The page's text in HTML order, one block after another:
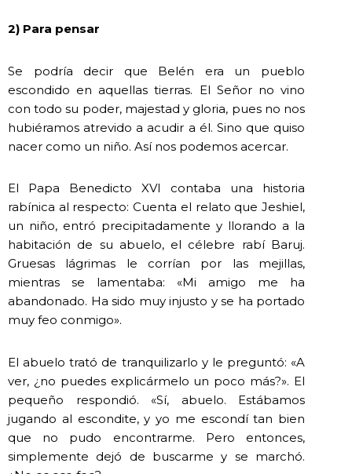
2) Para pensar
Se podría decir que Belén era un pueblo
escondido en aquellas tierras. El Señor no vino
con todo su poder, majestad y gloria, pues no nos
hubiéramos atrevido a acudir a él. Sino que quiso
nacer como un niño. Así nos podemos acercar.
El Papa Benedicto XVI contaba una historia
rabínica al respecto: Cuenta el relato que Jeshiel,
un niño, entró precipitadamente y llorando a la
habitación de su abuelo, el célebre rabí Baruj.
Gruesas lágrimas le corrían por las mejillas,
mientras se lamentaba: «Mi amigo me ha
abandonado. Ha sido muy injusto y se ha portado
muy feo conmigo».
El abuelo trató de tranquilizarlo y le preguntó: «A
ver, ¿no puedes explicármelo un poco más?». El
pequeño respondió. «Sí, abuelo. Estábamos
jugando al escondite, y yo me escondí tan bien
que no pudo encontrarme. Pero entonces,
simplemente dejó de buscarme y se marchó.